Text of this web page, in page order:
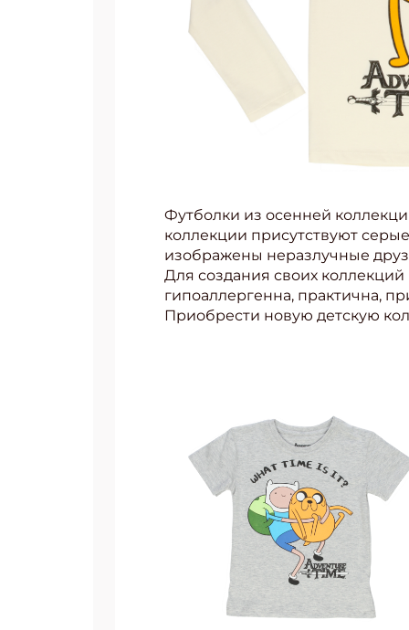
Футболки из осенней
коллекции присутствуют
изображены неразлучные
Для создания своих
гипоаллергенна, практична,
Приобрести новую детскую